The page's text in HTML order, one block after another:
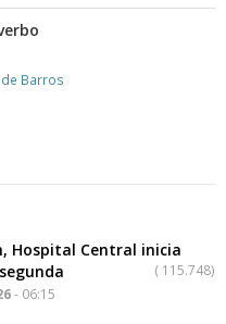
Barros
Hospital Central inicia
( 115.748)
- 06:15